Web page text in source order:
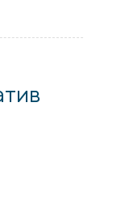
служению